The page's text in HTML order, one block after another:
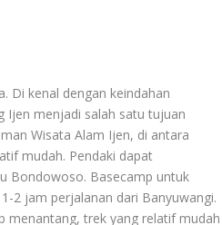
Di kenal dengan keindahan
Ijen menjadi salah satu tujuan
Wisata Alam Ijen, di antara
mudah. Pendaki dapat
Bondowoso. Basecamp untuk
2 jam perjalanan dari Banyuwangi.
menantang, trek yang relatif mudah